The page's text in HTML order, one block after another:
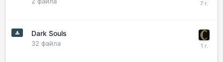
Dark Souls
32 файла